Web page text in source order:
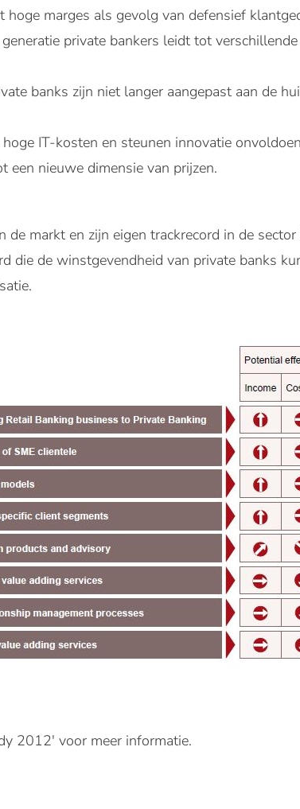
hoge marges als gevolg van defensief
private bankers leidt tot
banks zijn niet langer aangepast aan de
IT-kosten en steunen innovatie
een nieuwe dimensie van prijzen.
de markt en zijn eigen trackrecord in de
die de winstgevendheid van private banks
2012' voor meer informatie.